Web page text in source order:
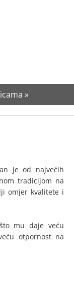
»
je od najvećih
tradicijom na
omjer kvalitete i
mu daje veću
otpornost na